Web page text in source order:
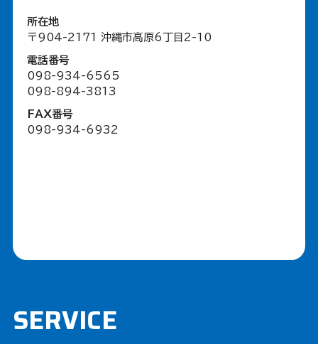
所在地
〒904-2171 沖縄市高原6丁目2-10
電話番号
098-934-6565
098-894-3813
FAX番号
098-934-6932
SERVICE